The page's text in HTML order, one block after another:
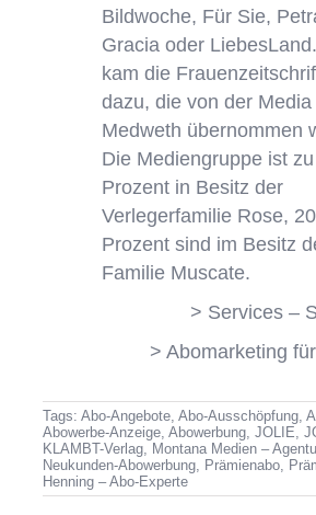
Bildwoche, Für Sie,
Gracia oder
kam die
dazu, die von der
Medweth übernommen
Die Mediengruppe ist
Prozent in Besitz der
Verlegerfamilie Rose, 20
Prozent sind im Besitz
Familie Muscate.
> Services –
> Abomarketing
Tags: Abo-Angebote, Abo-Ausschöpfung,
Abowerbe-Anzeige, Abowerbung, JOLIE,
KLAMBT-Verlag, Montana Medien –
Neukunden-Abowerbung, Prämienabo,
Henning – Abo-Experte